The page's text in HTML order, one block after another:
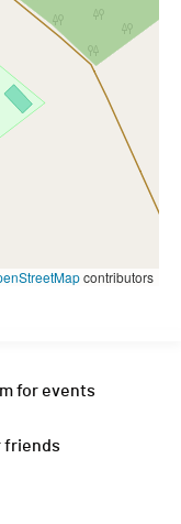
contributors
for events
friends